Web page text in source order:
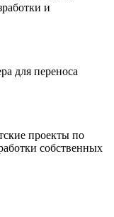
и
для переноса
проекты по
собственных